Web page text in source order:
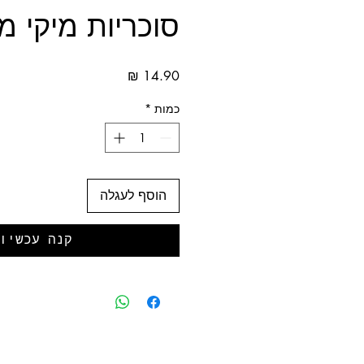
סוכריות מיקי
כמות *
הוסף לעגלה
קנה